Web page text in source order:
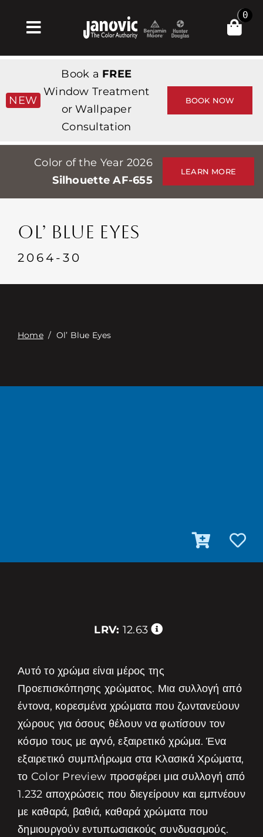
Toggle
Navigation
Products & Services
Κατάστημα
Professionals
Stores
Εκδηλώσεις
Επαφή
0
NEW
Book a FREE
Window Treatment
or Wallpaper
Consultation
BOOK NOW
Color of the Year 2026
Silhouette AF-655
LEARN MORE
OL’ BLUE EYES
2064-30
Home/ Ol’ Blue Eyes
LRV: 12.63
Αυτό το χρώμα είναι μέρος της
Προεπισκόπησης χρώματος. Μια συλλογή από
έντονα, κορεσμένα χρώματα που ζωντανεύουν
χώρους για όσους θέλουν να φωτίσουν τον
κόσμο τους με αγνό, εξαιρετικό χρώμα. Ένα
εξαιρετικό συμπλήρωμα στα Κλασικά Χρώματα,
το Color Preview προσφέρει μια συλλογή από
1.232 αποχρώσεις που διεγείρουν και εμπνέουν
με καθαρά, βαθιά, καθαρά χρώματα που
δημιουργούν εντυπωσιακούς συνδυασμούς.